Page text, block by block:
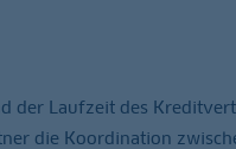
der Laufzeit des
die Koordination